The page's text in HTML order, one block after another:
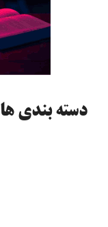
دسته‌ بندی ها